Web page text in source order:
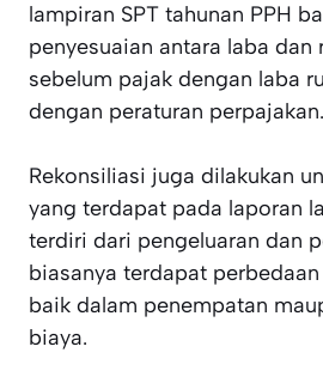
lampiran SPT tahunan PPH
penyesuaian antara laba dan
sebelum pajak dengan laba
dengan peraturan perpajakan.
Rekonsiliasi juga dilakukan
yang terdapat pada laporan
terdiri dari pengeluaran dan
biasanya terdapat
baik dalam penempatan
biaya.